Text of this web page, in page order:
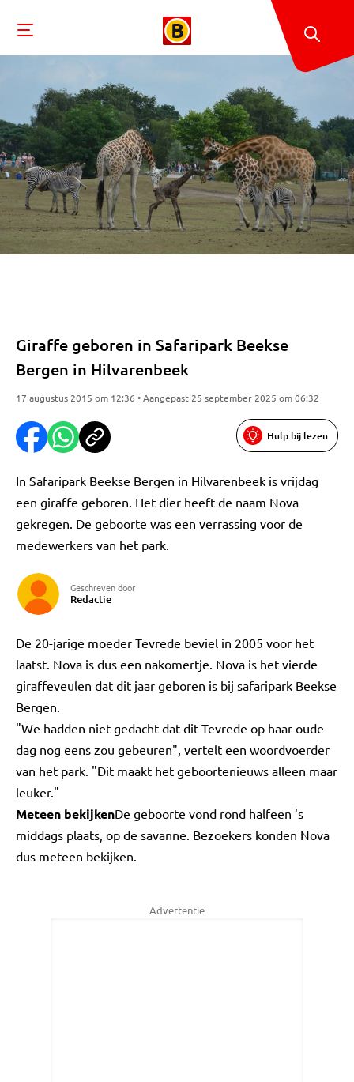
Giraffe geboren in Safaripark Beekse
Bergen in Hilvarenbeek
17 augustus 2015 om 12:36 • Aangepast 25 september 2025 om 06:32
Hulp bij lezen
In Safaripark Beekse Bergen in Hilvarenbeek is vrijdag
een giraffe geboren. Het dier heeft de naam Nova
gekregen. De geboorte was een verrassing voor de
medewerkers van het park.
Geschreven door
Redactie
De 20-jarige moeder Tevrede beviel in 2005 voor het
laatst. Nova is dus een nakomertje. Nova is het vierde
giraffeveulen dat dit jaar geboren is bij safaripark Beekse
Bergen.
"We hadden niet gedacht dat dit Tevrede op haar oude
dag nog eens zou gebeuren", vertelt een woordvoerder
van het park. "Dit maakt het geboortenieuws alleen maar
leuker."
Meteen bekijkenDe geboorte vond rond halfeen 's
middags plaats, op de savanne. Bezoekers konden Nova
dus meteen bekijken.
Advertentie